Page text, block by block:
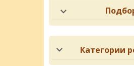
Категории